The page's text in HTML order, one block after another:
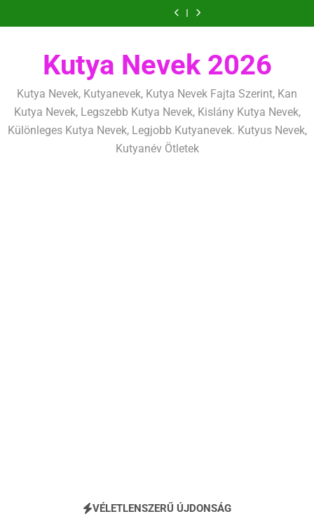
a
héten
kezdj
el
fizikailag
szeretettel,
amit
már
héten
kezdj
el
amik
egész
Kutya Nevek 2026
Kutya Nevek, Kutyanevek, Kutya Nevek Fajta Szerint, Kan
Kutya Nevek, Legszebb Kutya Nevek, Kislány Kutya Nevek,
Különleges Kutya Nevek, Legjobb Kutyanevek. Kutyus Nevek,
Kutyanév Ötletek
VÉLETLENSZERŰ ÚJDONSÁG